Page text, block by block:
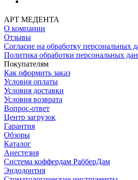
АРТ МЕДЕНТА
О компании
Отзывы
Согласие на обработку персональных
Политика обработки персональных
Покупателям
Как оформить заказ
Условия оплаты
Условия доставки
Условия возврата
Вопрос-ответ
Центр загрузок
Гарантия
Обзоры
Каталог
Анестезия
Система коффердам РабберДам
Эндодонтия